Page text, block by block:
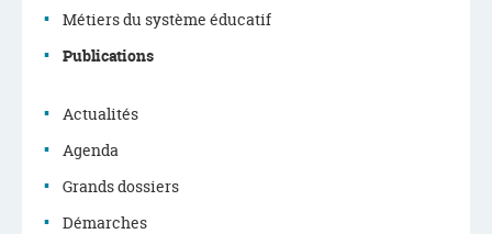
Menu
de
navigation
Métiers du système éducatif
Publications
Actualités
Agenda
Grands dossiers
Démarches